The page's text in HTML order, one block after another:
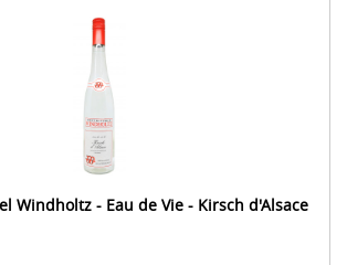
Windholtz - Eau de Vie - Kirsch d'Alsace